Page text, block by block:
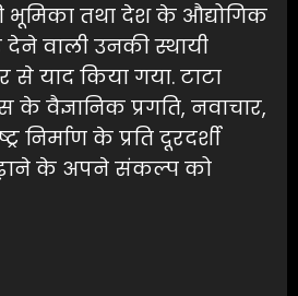
तथा देश के औद्योगिक
वाली उनकी स्थायी
से याद किया गया. टाटा
के वैज्ञानिक प्रगति, नवाचार,
निर्माण के प्रति दूरदर्शी
के अपने संकल्प को